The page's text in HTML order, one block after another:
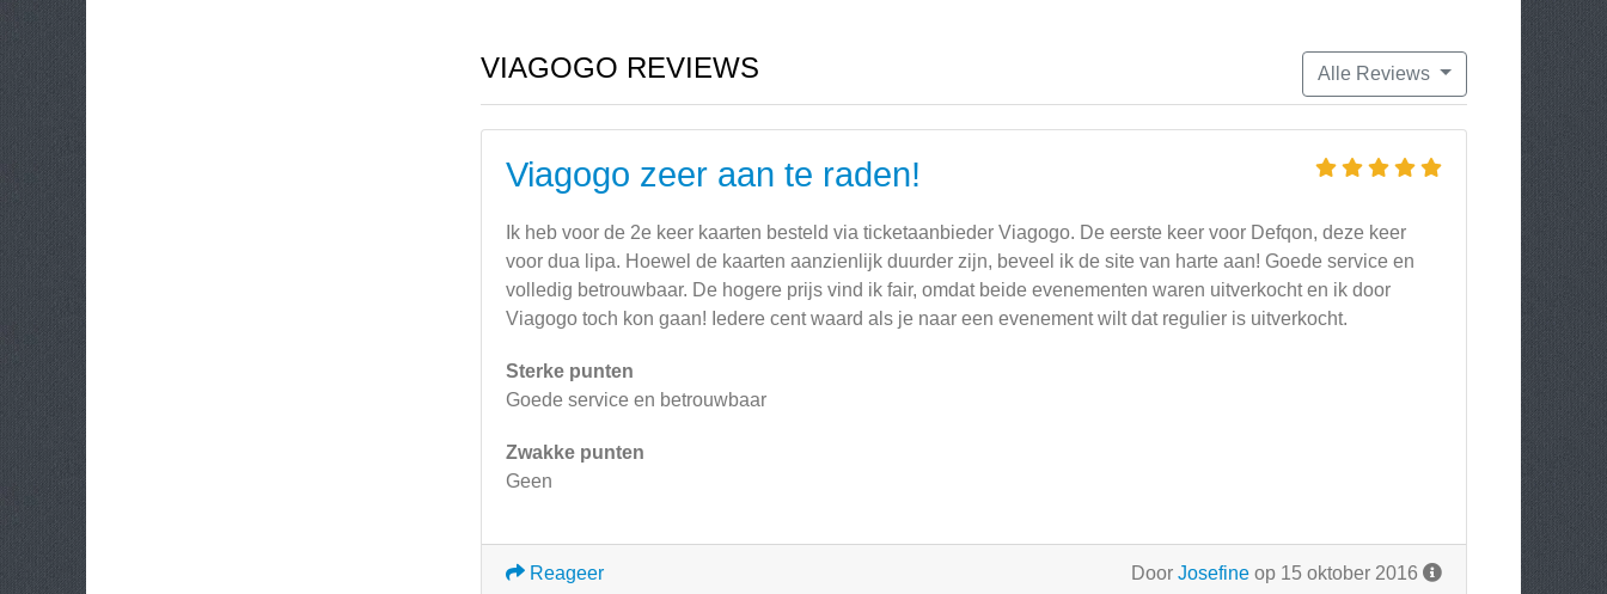
Alle Reviews
VIAGOGO REVIEWS
Viagogo zeer aan te raden!
Ik heb voor de 2e keer kaarten besteld via ticketaanbieder Viagogo. De eerste keer voor Defqon, deze keer
voor dua lipa. Hoewel de kaarten aanzienlijk duurder zijn, beveel ik de site van harte aan! Goede service en
volledig betrouwbaar. De hogere prijs vind ik fair, omdat beide evenementen waren uitverkocht en ik door
Viagogo toch kon gaan! Iedere cent waard als je naar een evenement wilt dat regulier is uitverkocht.
Sterke punten
Goede service en betrouwbaar
Zwakke punten
Geen
Door Josefine op 15 oktober 2016
Reageer